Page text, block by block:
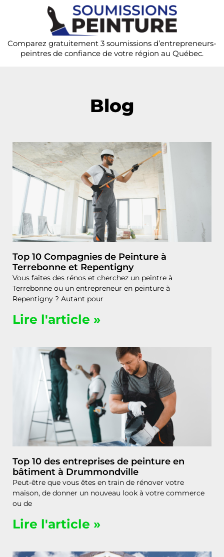
Comparez gratuitement 3 soumissions d’entrepreneurs-
peintres de confiance de votre région au Québec.
Blog
Top 10 Compagnies de Peinture à
Terrebonne et Repentigny
Vous faites des rénos et cherchez un peintre à
Terrebonne ou un entrepreneur en peinture à
Repentigny ? Autant pour
Lire l'article »
Top 10 des entreprises de peinture en
bâtiment à Drummondville
Peut-être que vous êtes en train de rénover votre
maison, de donner un nouveau look à votre commerce
ou de
Lire l'article »